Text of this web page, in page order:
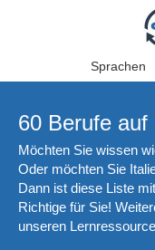
Sprachen
60 Berufe auf
Möchten Sie wissen
Oder möchten Sie
Dann ist diese Liste
Richtige für Sie!
unseren